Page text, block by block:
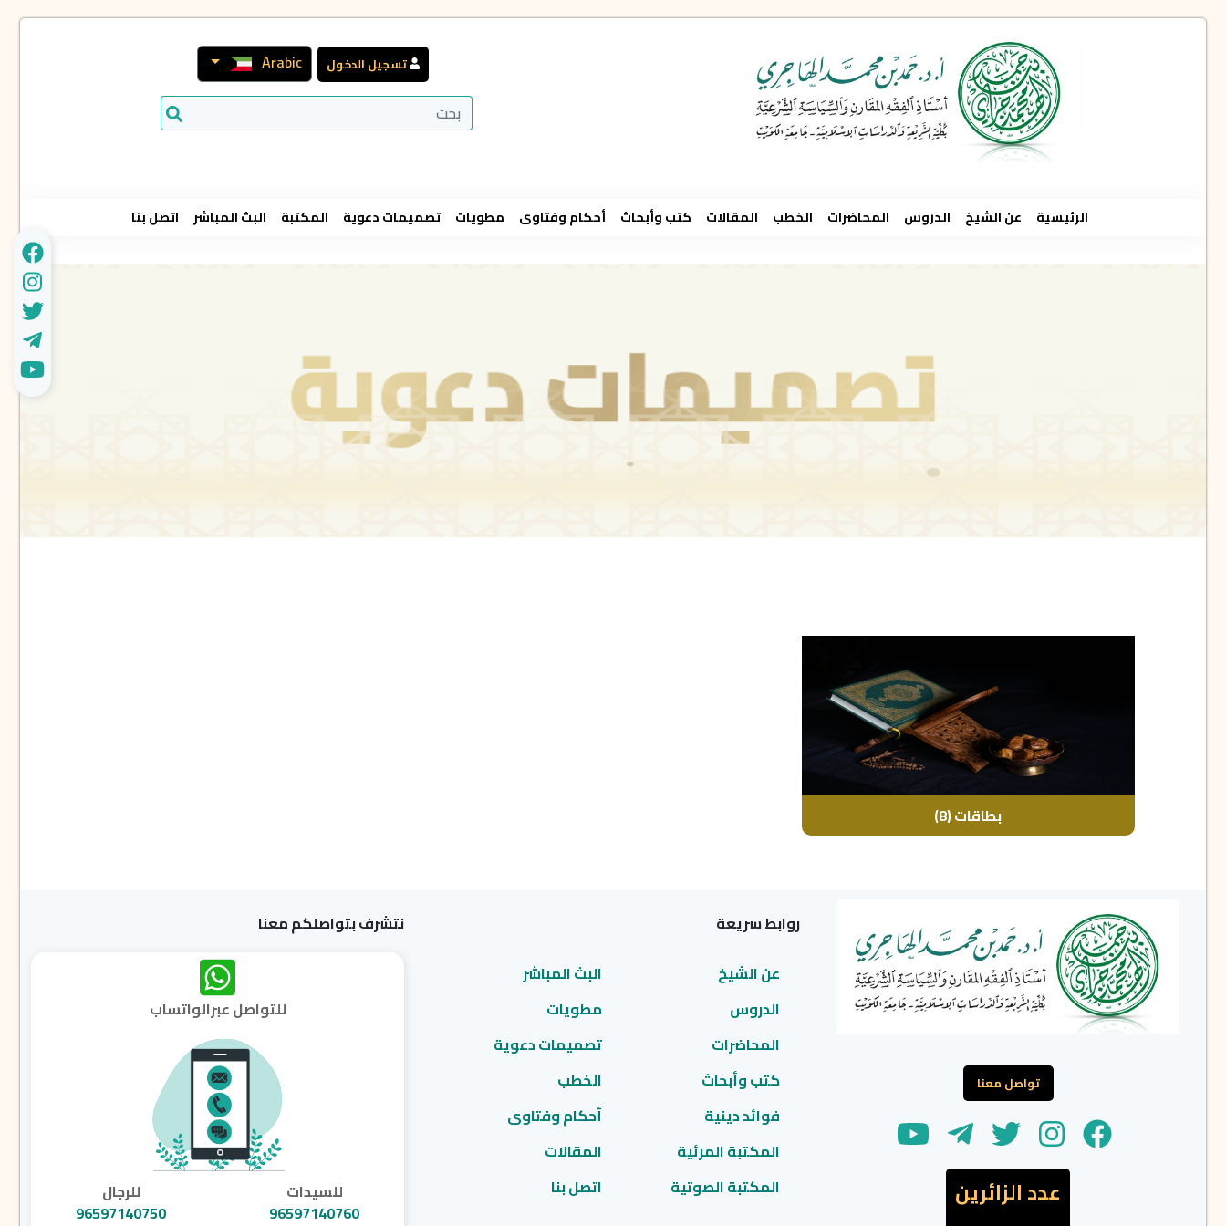
تسجيل الدخول Arabic
الرئيسية عن الشيخ الدروس المحاضرات الخطب المقالات كتب وأبحاث أحكام وفتاوى مطويات تصميمات دعوية المكتبة البث المباشر اتصل بنا
بطاقات(8)
تواصل معنا
عدد الزائرين
روابط سريعة
عن الشيخ
البث المباشر
الدروس
مطويات
المحاضرات
تصميمات دعوية
كتب وأبحاث
الخطب
فوائد دينية
أحكام وفتاوى
المكتبة المرئية
المقالات
المكتبة الصوتية
اتصل بنا
نتشرف بتواصلكم معنا
للتواصل عبرالواتساب
للسيدات
96597140760
للرجال
96597140750